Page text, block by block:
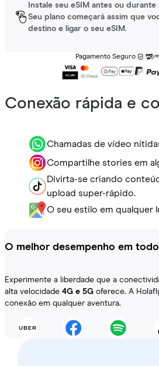
Instale seu eSIM antes ou durante
Seu plano começará assim que
destino e ligar o seu eSIM.
Pagamento Seguro
Conexão rápida e
Chamadas de vídeo
Compartilhe stories em
Divirta-se criando
upload super-rápido.
O seu estilo em qualquer
O melhor desempenho em
Experimente a liberdade que a
alta velocidade 4G e 5G oferece. A
conexão em qualquer aventura.